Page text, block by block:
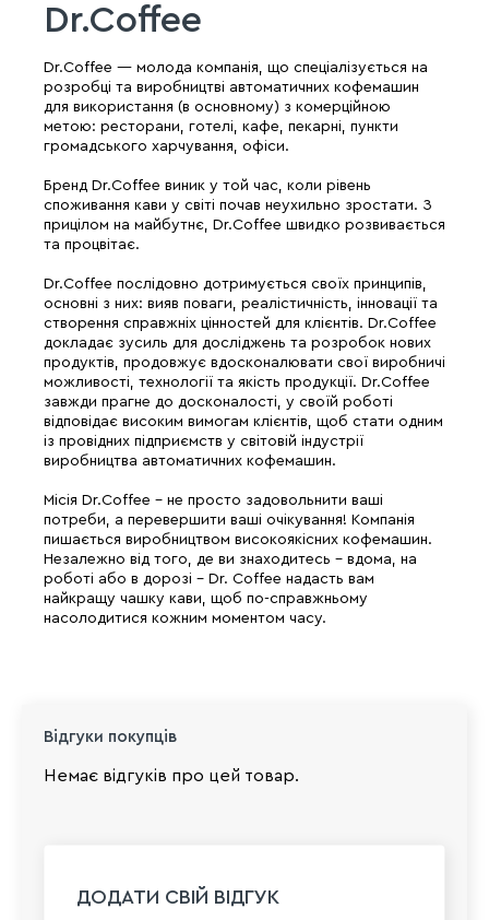
Dr.Coffee
Dr.Coffee — молода компанія, що спеціалізується на
розробці та виробництві автоматичних кофемашин
для використання (в основному) з комерційною
метою: ресторани, готелі, кафе, пекарні, пункти
громадського харчування, офіси.
Бренд Dr.Coffee виник у той час, коли рівень
споживання кави у світі почав неухильно зростати. З
прицілом на майбутнє, Dr.Coffee швидко розвивається
та процвітає.
Dr.Coffee послідовно дотримується своїх принципів,
основні з них: вияв поваги, реалістичність, інновації та
створення справжніх цінностей для клієнтів. Dr.Coffee
докладає зусиль для досліджень та розробок нових
продуктів, продовжує вдосконалювати свої виробничі
можливості, технології та якість продукції. Dr.Coffee
завжди прагне до досконалості, у своїй роботі
відповідає високим вимогам клієнтів, щоб стати одним
із провідних підприємств у світовій індустрії
виробництва автоматичних кофемашин.
Місія Dr.Coffee - не просто задовольнити ваші
потреби, а перевершити ваші очікування! Компанія
пишається виробництвом високоякісних кофемашин.
Незалежно від того, де ви знаходитесь - вдома, на
роботі або в дорозі - Dr. Coffee надасть вам
найкращу чашку кави, щоб по-справжньому
насолодитися кожним моментом часу.
Відгуки покупців
Немає відгуків про цей товар.
ДОДАТИ СВІЙ ВІДГУК